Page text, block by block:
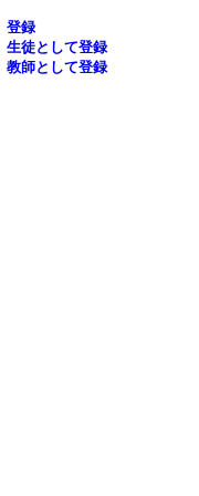
登録
生徒として登録
教師として登録